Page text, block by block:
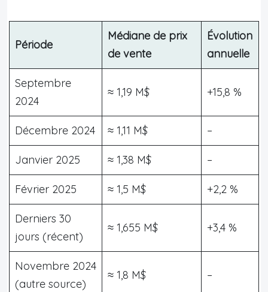
Période
Médiane de prix
de vente
Évolution
annuelle
Septembre
2024
≈ 1,19 M$ +15,8 %
Décembre 2024 ≈ 1,11 M$ –
Janvier 2025 ≈ 1,38 M$ –
Février 2025 ≈ 1,5 M$ +2,2 %
Derniers 30
jours (récent)
≈ 1,655 M$ +3,4 %
Novembre 2024
(autre source)
≈ 1,8 M$ –